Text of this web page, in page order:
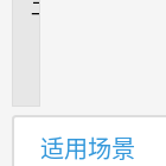
适用场景